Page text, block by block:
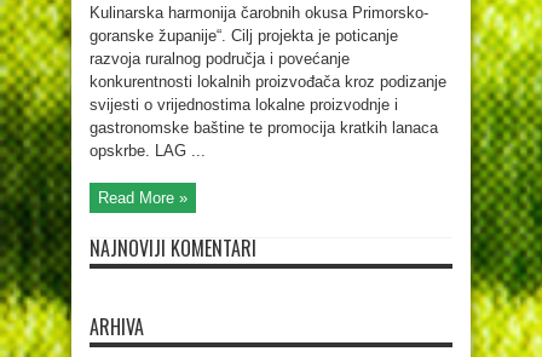
Kulinarska harmonija čarobnih okusa Primorsko-
goranske županije“. Cilj projekta je poticanje
razvoja ruralnog područja i povećanje
konkurentnosti lokalnih proizvođača kroz podizanje
svijesti o vrijednostima lokalne proizvodnje i
gastronomske baštine te promocija kratkih lanaca
opskrbe. LAG ...
Read More »
NAJNOVIJI KOMENTARI
ARHIVA